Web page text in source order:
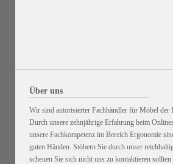
Über uns
Wir sind autorisierter Fachhändler für Möbel der
Durch unsere zehnjährige Erfahrung beim
unsere Fachkompetenz im Bereich Ergonomie
guten Händen. Stöbern Sie durch unser
scheuen Sie sich nicht uns zu kontaktieren sollten